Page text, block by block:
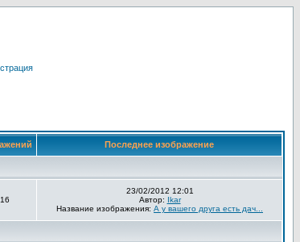
Последнее изображение
23/02/2012 12:01
Автор: Ikar
Название изображения: А у вашего друга есть дач...